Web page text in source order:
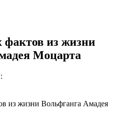
фактов из жизни
Моцарта